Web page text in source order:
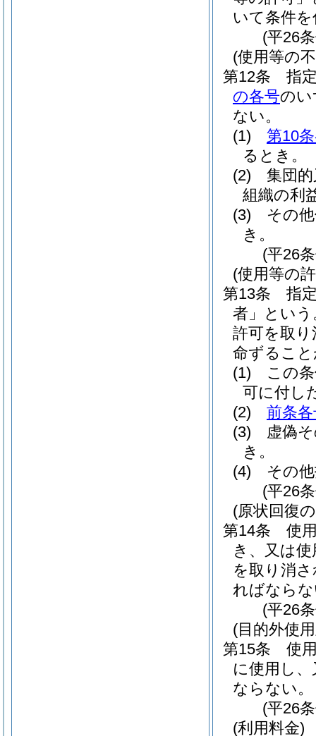
いて条件
(平26
(使用等の
第12条
指
の各号のい
ない。
(1)
第10
るとき。
(2)
集団
組織の利
(3)
その
き。
(平26
(使用等の
第13条
指
者」という
許可を取
命ずるこ
(1)
この
可に付し
(2)
前条
(3)
虚偽
き。
(4)
その
(平26
(原状回復
第14条
使
き、又は
を取り消
ればなら
(平26
(目的外使
第15条
使
に使用し
ならない。
(平26
(利用料金)